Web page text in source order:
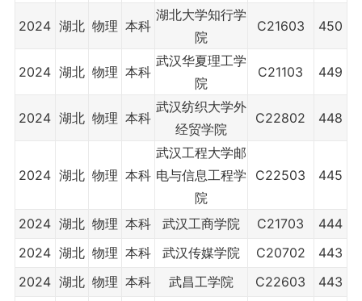
2024 湖北 物理 本科
湖北大学知行学
院
C21603 450
2024 湖北 物理 本科
武汉华夏理工学
院
C21103 449
2024 湖北 物理 本科
武汉纺织大学外
经贸学院
C22802 448
2024 湖北 物理 本科
武汉工程大学邮
电与信息工程学
院
C22503 445
2024 湖北 物理 本科 武汉工商学院 C21703
444
2024 湖北 物理 本科 武汉传媒学院 C20702
443
2024 湖北 物理 本科 武昌工学院 C22603
443